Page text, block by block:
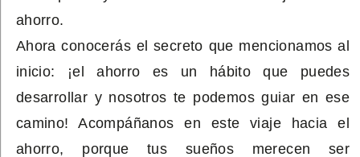
ahorro.
Ahora conocerás el secreto que mencionamos al
inicio: ¡el ahorro es un hábito que puedes
desarrollar y nosotros te podemos guiar en ese
camino! Acompáñanos en este viaje hacia el
ahorro, porque tus sueños merecen ser